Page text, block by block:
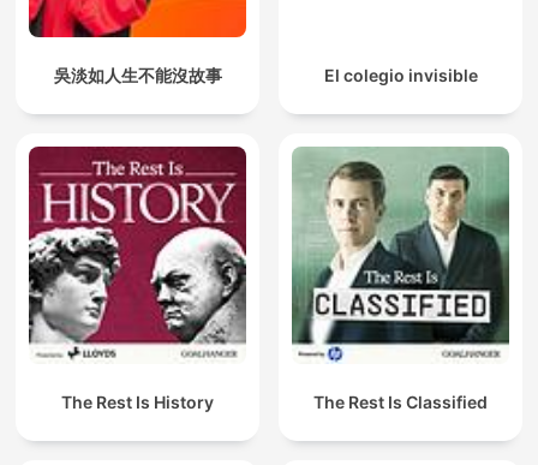
吳淡如人生不能沒故事 El colegio invisible
The Rest Is History The Rest Is Classified